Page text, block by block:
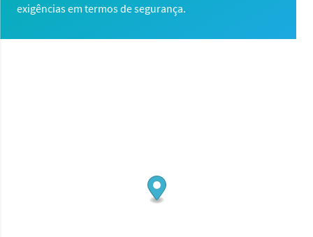
exigências em termos de segurança.